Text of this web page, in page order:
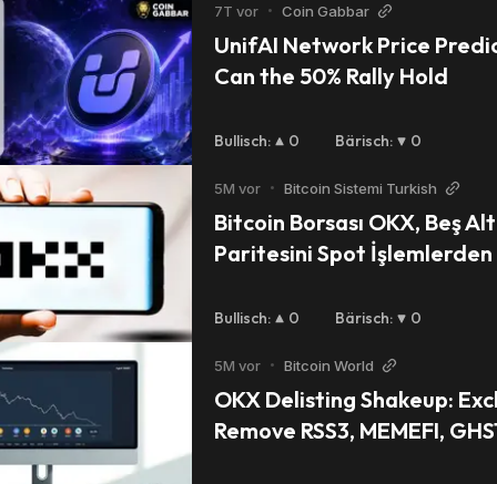
7T vor • Coin Gabbar
UnifAI Network Price
Can the 50% Rally Hold
Bullisch: 0 Bärisch: 0
5M vor • Bitcoin Sistemi Turkish
Bitcoin Borsası OKX, Beş
Paritesini Spot İşlemlerden
Bullisch: 0 Bärisch: 0
5M vor • Bitcoin World
OKX Delisting Shakeup:
Remove RSS3, MEMEFI,